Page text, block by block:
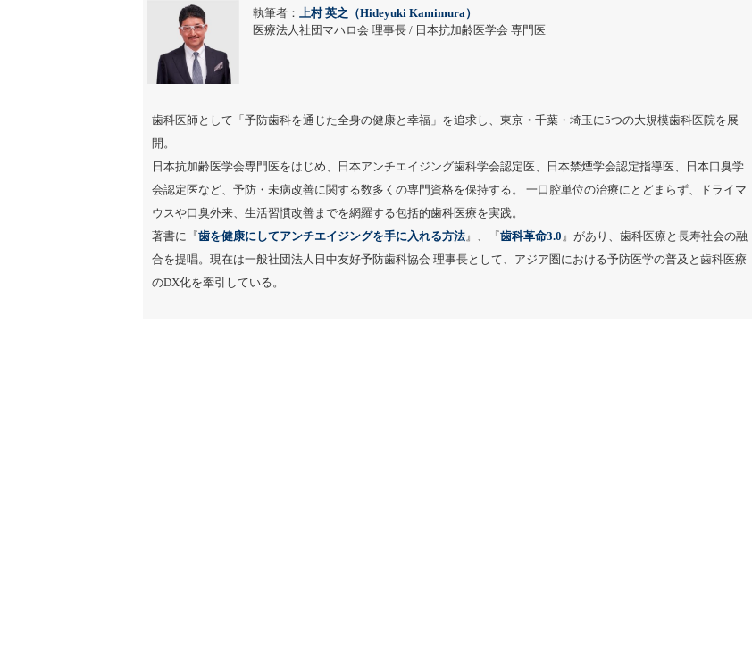
執筆者：
上村 英之（Hideyuki Kamimura）
医療法人社団マハロ会 理事長 / 日本抗加齢医学会 専門医
歯科医師として「予防歯科を通じた全身の健康と幸福」を追求し、東京・千葉・埼玉に5つの大規模歯科医院を展
開。
日本抗加齢医学会専門医をはじめ、日本アンチエイジング歯科学会認定医、日本禁煙学会認定指導医、日本口臭学
会認定医など、予防・未病改善に関する数多くの専門資格を保持する。 一口腔単位の治療にとどまらず、ドライマ
ウスや口臭外来、生活習慣改善までを網羅する包括的歯科医療を実践。
著書に『歯を健康にしてアンチエイジングを手に入れる方法』、『歯科革命3.0』があり、歯科医療と長寿社会の融
合を提唱。現在は一般社団法人日中友好予防歯科協会 理事長として、アジア圏における予防医学の普及と歯科医療
のDX化を牽引している。